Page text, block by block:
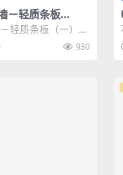
－轻质条板
轻质条板（一）》
用于新建、改建及
930